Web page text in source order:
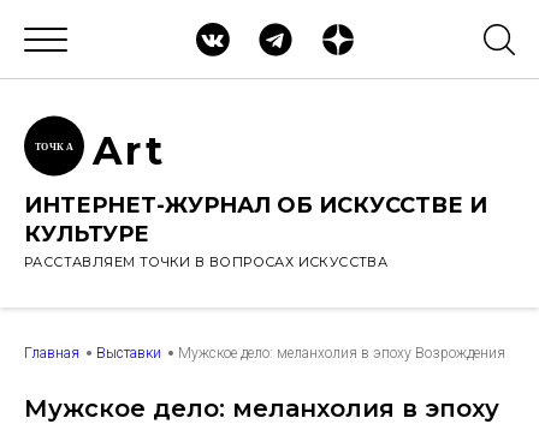
ТОЧК А Art
ИНТЕРНЕТ-ЖУРНАЛ ОБ ИСКУССТВЕ И
КУЛЬТУРЕ
РАССТАВЛЯЕМ ТОЧКИ В ВОПРОСАХ ИСКУССТВА
Главная Выставки Мужское дело: меланхолия в эпоху Возрождения
Мужское дело: меланхолия в эпоху